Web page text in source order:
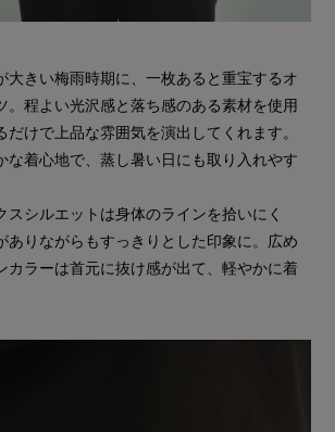
大きい梅雨時期に、一枚あると重宝するオ
。程よい光沢感と落ち感のある素材を使用
だけで上品な雰囲気を演出してくれます。
な着心地で、蒸し暑い日にも取り入れやす
スシルエットは身体のラインを拾いにく
ありながらもすっきりとした印象に。広め
カラーは首元に抜け感が出て、軽やかに着